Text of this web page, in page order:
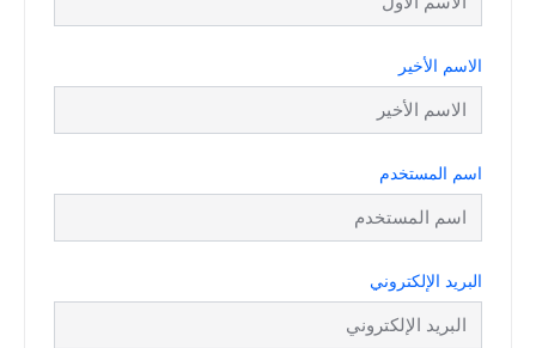
الاسم الأخير
اسم المستخدم
البريد الإلكتروني